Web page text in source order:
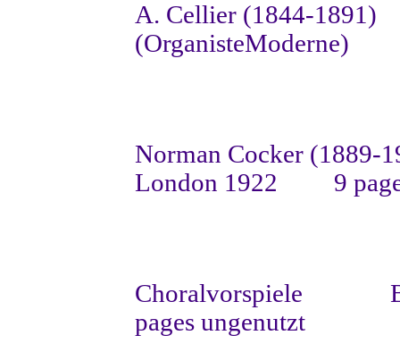
A. Cellier (1844-1891)
(OrganisteModerne)
Norman Cocker (1889-
London 1922
9
Choralvorspiele
pages ungenutzt